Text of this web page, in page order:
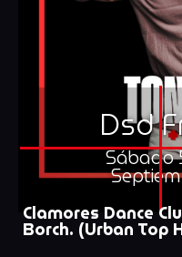
Dsd
Sábado
Clamores Dance
Borch. (Urban Top